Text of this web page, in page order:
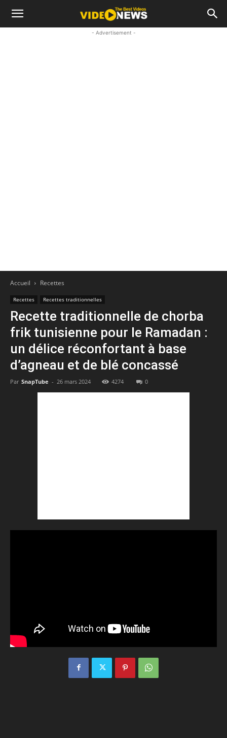
- Advertisement -
Accueil Recettes
Recettes Recettes traditionnelles
Recette traditionnelle de chorba
frik tunisienne pour le Ramadan :
un délice réconfortant à base
d’agneau et de blé concassé
Par SnapTube - 26 mars 2024 4274 0